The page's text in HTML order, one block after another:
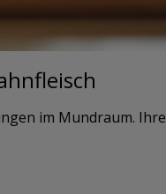
im Mundraum. Ihre